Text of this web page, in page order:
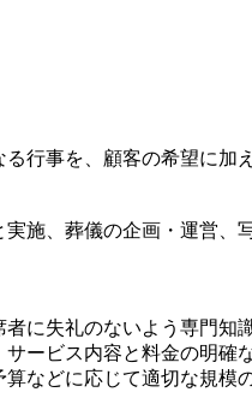
行事を、顧客の希望に加
施、葬儀の企画・運営
に失礼のないよう専門
ービス内容と料金の明確
などに応じて適切な規模